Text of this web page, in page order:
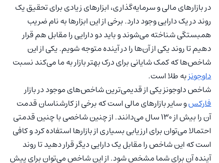
در بازارهای مالی و سرمایه‌گذاری، ابزارهای زیادی برای تحقیق یک
روند در یک دارایی وجود دارد. برخی از این ابزارها به نام ضریب
همبستگی شناخته می‌شوند و باید دو دارایی را مقابل هم قرار
دهیم تا روند یکی از آن‌ها را در آینده متوجه شویم. یکی از این
شاخص‌ها که کمک شایانی برای درک بهتر بازار به ما می‌کند نسبت
داوجونزبه طلا است.
شاخص داوجونز یکی از قدیمی‌ترین شاخص‌های موجود در بازار
فارکسو سایر بازارهای مالی است که برخی از کارشناسان قدمت
آن را بیش از 130 سال می‌دانند. از چنین شاخصی با چنین قدمتی
احتمالا می‌توان برای ارزیابی بسیاری از بازارها استفاده کرد و کافی
است که این شاخص را مقابل یک دارایی دیگر قرار دهید تا روند
آینده آن برای شما مشخص شود. از این شاخص می‌توان برای پیش